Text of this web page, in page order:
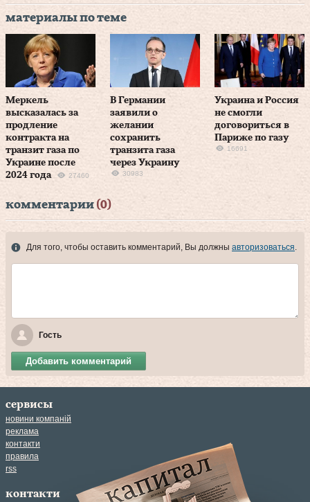
материалы по теме
Меркель
высказалась за
продление
контракта на
транзит газа по
Украине после
2024 года
27460
В Германии
заявили о
желании
сохранить
транзита газа
через Украину
30983
Украина и Россия
не смогли
договориться в
Париже по газу
16691
комментарии (0)
Для того, чтобы оставить комментарий, Вы должны авторизоваться.
Гость
Добавить комментарий
сервисы
новини компаній
реклама
контакти
правила
rss
контакти